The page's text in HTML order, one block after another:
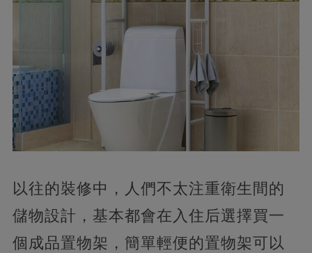
以往的裝修中，人們不太注重衛生間的
儲物設計，基本都會在入住后選擇買一
個成品置物架，簡單輕便的置物架可以